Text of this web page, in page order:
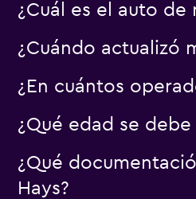
¿Cuál es el auto
¿Cuándo actualizó
¿En cuántos
¿Qué edad se
¿Qué
Hays?